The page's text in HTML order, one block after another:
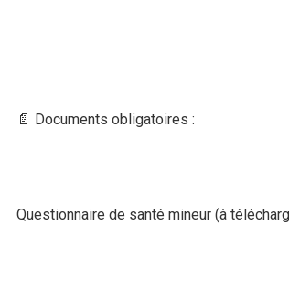
📄 Documents obligatoires :
Questionnaire de santé mineur (à